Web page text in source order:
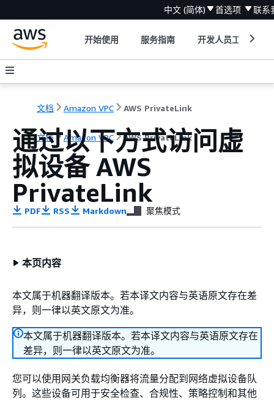
中文 (简体) 首选项 联系
开始使用 服务指南 开发人员工具
文档 Amazon VPC AWS PrivateLink
文档 Amazon VPC AWS PrivateLink
通过以下方式访问虚
拟设备 AWS
PrivateLink
PDF RSS Markdown 聚焦模式
本页内容
本文属于机器翻译版本。若本译文内容与英语原文存在差
异，则一律以英文原文为准。
本文属于机器翻译版本。若本译文内容与英语原文存在
差异，则一律以英文原文为准。
您可以使用网关负载均衡器将流量分配到网络虚拟设备队
列。这些设备可用于安全检查、合规性、策略控制和其他